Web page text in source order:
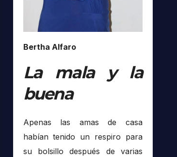
Bertha Alfaro
La mala y la
buena
Apenas las amas de casa
habían tenido un respiro para
su bolsillo después de varias